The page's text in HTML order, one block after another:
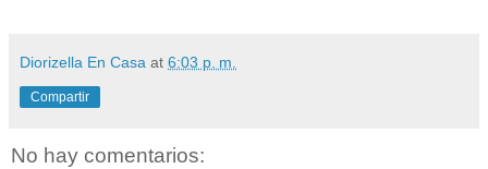
Diorizella En Casa at 6:03 p. m.
Compartir
No hay comentarios: